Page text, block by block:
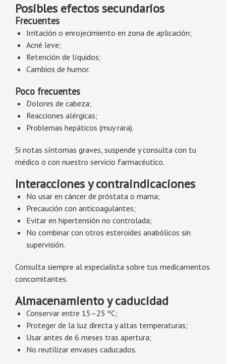
Posibles efectos secundarios
Frecuentes
Irritación o enrojecimiento en zona de aplicación;
Acné leve;
Retención de líquidos;
Cambios de humor.
Poco frecuentes
Dolores de cabeza;
Reacciones alérgicas;
Problemas hepáticos (muy rara).
Si notas síntomas graves, suspende y consulta con tu
médico o con nuestro servicio farmacéutico.
Interacciones y contraindicaciones
No usar en cáncer de próstata o mama;
Precaución con anticoagulantes;
Evitar en hipertensión no controlada;
No combinar con otros esteroides anabólicos sin
supervisión.
Consulta siempre al especialista sobre tus medicamentos
concomitantes.
Almacenamiento y caducidad
Conservar entre 15–25 ºC;
Proteger de la luz directa y altas temperaturas;
Usar antes de 6 meses tras apertura;
No reutilizar envases caducados.